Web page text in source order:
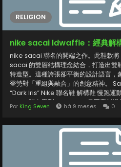
RELIGION
nike sacai ldwaffle：經典解
nike sacai 聯名的開端之作。此鞋款
sacai 的雙層結構理念結合，打造出
特造型。這種誇張卻平衡的設計語言
登勢對「重組與融合」的創意精神。
“Dark lris” Nike 聯名鞋 解構鞋 慢跑運
sacai 聯名系列，ldwaffle 是不容錯過
vaporwaffle：未來感與運動性能兼具
VaporFly 鞋底科技，提供更優異的避
牌的雙中底與重疊鞋跟設計，讓整體更
Por King Seven há 9 meses 0